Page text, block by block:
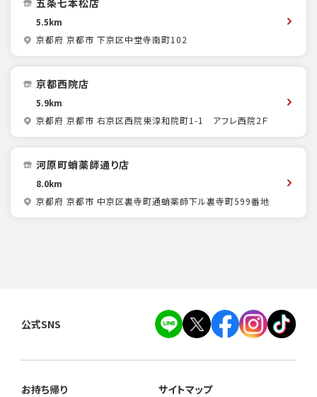
五条七本松店
5.5km
京都府 京都市 下京区中堂寺南町102
京都西院店
5.9km
京都府 京都市 右京区西院東淳和院町1-1 アフレ西院2Ｆ
河原町蛸薬師通り店
8.0km
京都府 京都市 中京区裏寺町通蛸薬師下ル裏寺町599番地
公式SNS
お持ち帰り
サイトマップ